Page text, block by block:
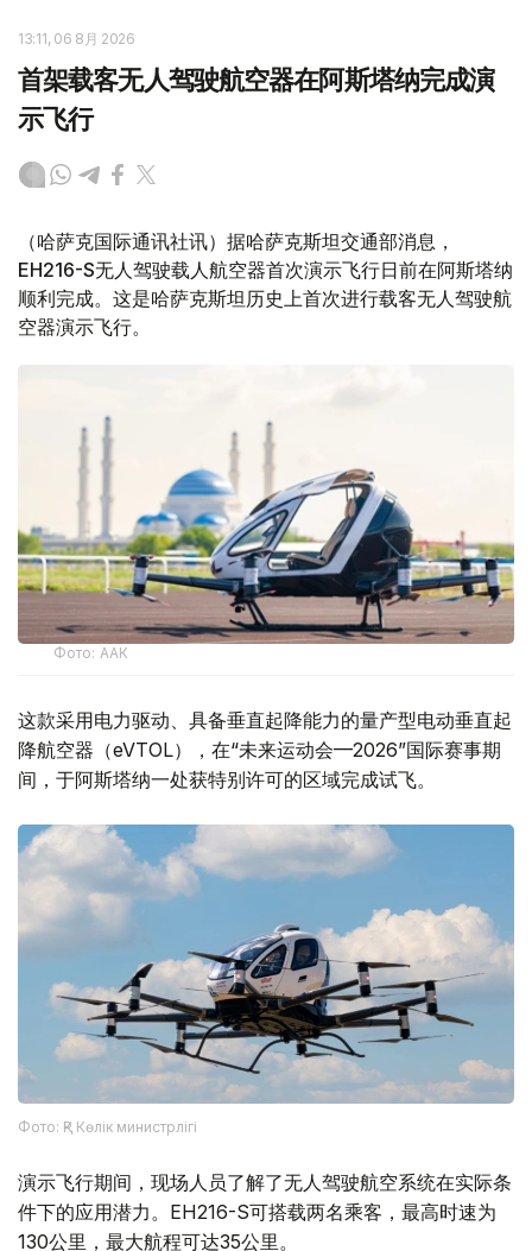
13:11, 06 8月 2026
首架载客无人驾驶航空器在阿斯塔纳完成演
示飞行
（哈萨克国际通讯社讯）据哈萨克斯坦交通部消息，
EH216-S无人驾驶载人航空器首次演示飞行日前在阿斯塔纳
顺利完成。这是哈萨克斯坦历史上首次进行载客无人驾驶航
空器演示飞行。
Фото: ААК
这款采用电力驱动、具备垂直起降能力的量产型电动垂直起
降航空器（eVTOL），在“未来运动会—2026”国际赛事期
间，于阿斯塔纳一处获特别许可的区域完成试飞。
Фото: ҚР Көлік министрлігі
演示飞行期间，现场人员了解了无人驾驶航空系统在实际条
件下的应用潜力。EH216-S可搭载两名乘客，最高时速为
130公里，最大航程可达35公里。